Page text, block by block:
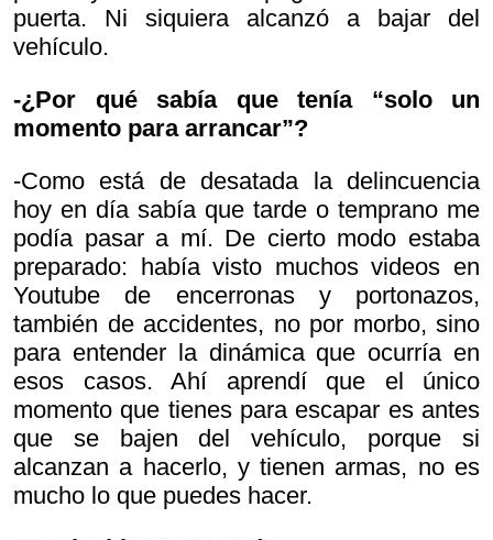
puerta. Ni siquiera alcanzó a bajar del
vehículo.
-¿Por qué sabía que tenía “solo un
momento para arrancar”?
-Como está de desatada la delincuencia
hoy en día sabía que tarde o temprano me
podía pasar a mí. De cierto modo estaba
preparado: había visto muchos videos en
Youtube de encerronas y portonazos,
también de accidentes, no por morbo, sino
para entender la dinámica que ocurría en
esos casos. Ahí aprendí que el único
momento que tienes para escapar es antes
que se bajen del vehículo, porque si
alcanzan a hacerlo, y tienen armas, no es
mucho lo que puedes hacer.